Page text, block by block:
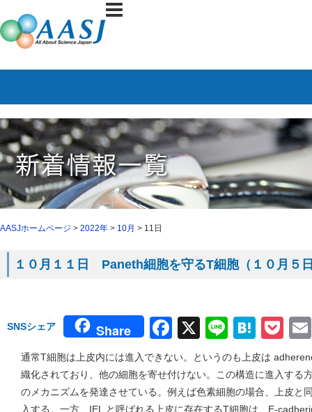
AASJホームページ > 2022年 > 10月 > 11日
１０月１１日 Paneth細胞を守るT細胞（１０月５
SNSシェア Share Facebook
X Line
通常T細胞は上皮内には進入できない。というのも上皮は
織化されており、他の細胞を寄せ付けない。この構造に進入する
のメカニズムを発達させている。例えば色素細胞の場合、上皮と
入する。一方、IEL と呼ばれる上皮に存在するT細胞は、E-